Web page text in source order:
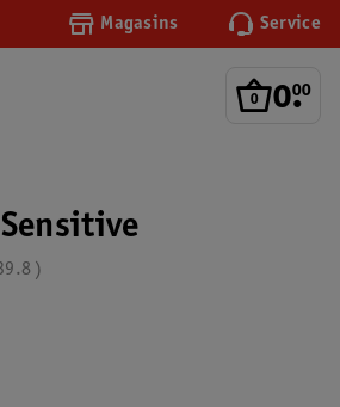
Magasins Service
0.
00
Sensitive